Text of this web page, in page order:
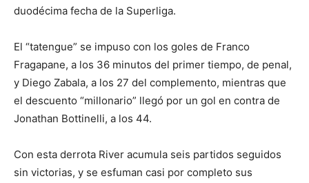
duodécima fecha de la Superliga.
El “tatengue” se impuso con los goles de Franco
Fragapane, a los 36 minutos del primer tiempo, de penal,
y Diego Zabala, a los 27 del complemento, mientras que
el descuento “millonario” llegó por un gol en contra de
Jonathan Bottinelli, a los 44.
Con esta derrota River acumula seis partidos seguidos
sin victorias, y se esfuman casi por completo sus